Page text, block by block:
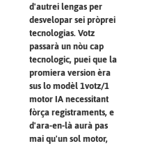
d'autrei lengas per
desvelopar sei pròprei
tecnologias. Votz
passarà un nòu cap
tecnologic, puei que la
promiera version èra
sus lo modèl 1votz/1
motor IA necessitant
fòrça registraments, e
d'ara-en-là aurà pas
mai qu'un sol motor,